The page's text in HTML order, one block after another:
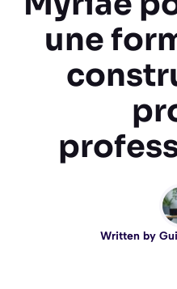
une
Written by